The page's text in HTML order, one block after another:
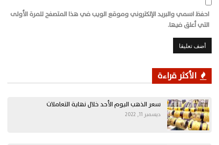
احفظ اسمي والبريد الإلكتروني وموقع الويب في هذا المتصفح للمرة الأولى
التي أعلق فيها.
الأكثر قراءة
سعر الذهب اليوم الأحد خلال نهاية التعاملات
ديسمبر 11, 2022